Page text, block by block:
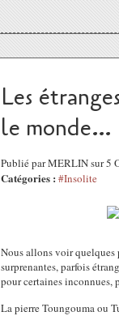
Les
le monde…
Publié par MERLIN sur 5
Catégories : #Insolite
Nous allons voir quelques
surprenantes, parfois
pour certaines inconnues,
La pierre Toungouma ou